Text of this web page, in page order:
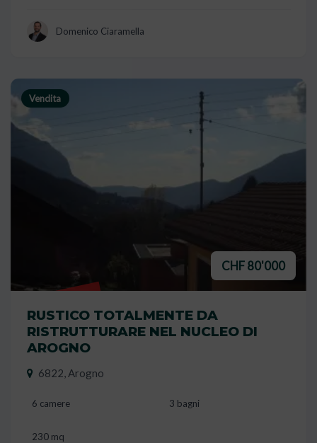
Domenico Ciaramella
Vendita
CHF 80'000
RUSTICO TOTALMENTE DA
RISTRUTTURARE NEL NUCLEO DI
AROGNO
6822, Arogno
6 camere 3 bagni
230 mq